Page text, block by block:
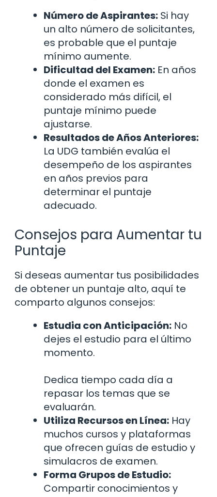
Número de Aspirantes: Si hay
un alto número de solicitantes,
es probable que el puntaje
mínimo aumente.
Dificultad del Examen: En años
donde el examen es
considerado más difícil, el
puntaje mínimo puede
ajustarse.
Resultados de Años Anteriores:
La UDG también evalúa el
desempeño de los aspirantes
en años previos para
determinar el puntaje
adecuado.
Consejos para Aumentar tu
Puntaje
Si deseas aumentar tus posibilidades
de obtener un puntaje alto, aquí te
comparto algunos consejos:
Estudia con Anticipación: No
dejes el estudio para el último
momento.
Dedica tiempo cada día a
repasar los temas que se
evaluarán.
Utiliza Recursos en Línea: Hay
muchos cursos y plataformas
que ofrecen guías de estudio y
simulacros de examen.
Forma Grupos de Estudio:
Compartir conocimientos y